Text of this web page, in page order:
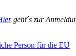
geht´s zur
Person für die EU